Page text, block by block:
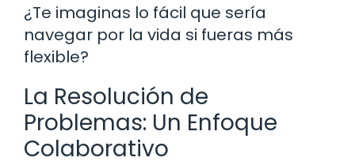
¿Te imaginas lo fácil que sería
navegar por la vida si fueras más
flexible?
La Resolución de
Problemas: Un Enfoque
Colaborativo